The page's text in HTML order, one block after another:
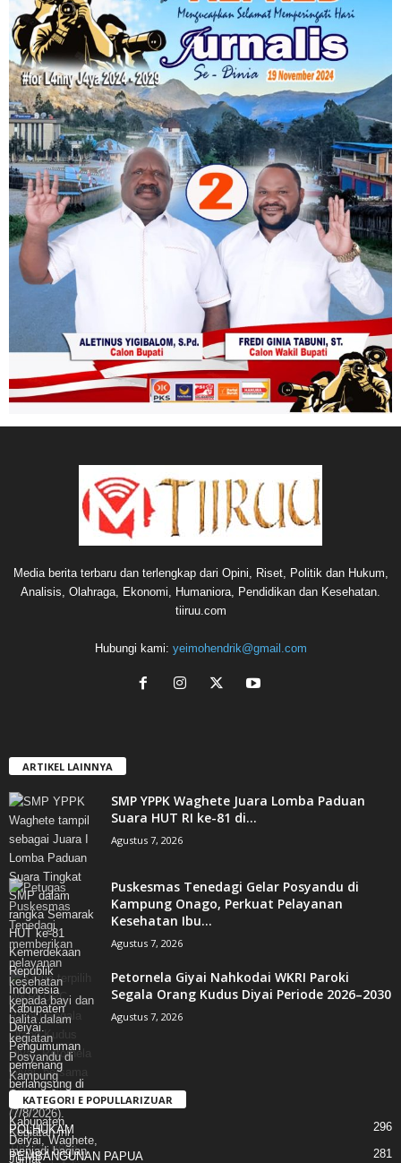
Media berita terbaru dan terlengkap dari Opini, Riset, Politik dan Hukum,
Analisis, Olahraga, Ekonomi, Humaniora, Pendidikan dan Kesehatan.
tiiruu.com
Hubungi kami: yeimohendrik@gmail.com
ARTIKEL LAINNYA
SMP YPPK Waghete Juara Lomba Paduan
Suara HUT RI ke-81 di...
Agustus 7, 2026
Puskesmas Tenedagi Gelar Posyandu di
Kampung Onago, Perkuat Pelayanan
Kesehatan Ibu...
Agustus 7, 2026
Petornela Giyai Nahkodai WKRI Paroki
Segala Orang Kudus Diyai Periode 2026–2030
Agustus 7, 2026
KATEGORI E POPULLARIZUAR
POLHUKAM 296
PEMBANGUNAN PAPUA 281